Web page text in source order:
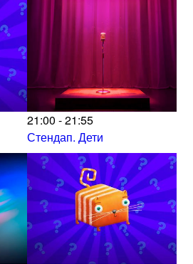
21:00 - 21:55
Стендап. Дети